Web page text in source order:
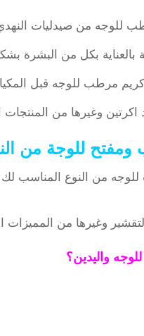
للوجه من صيدليات
بالعناية بكل من البشرة
مرطب للوجه قبل
وغيرها من المنتجات
للوجة من
من النوع المناسب
وغيرها من المميزات
واليدين؟